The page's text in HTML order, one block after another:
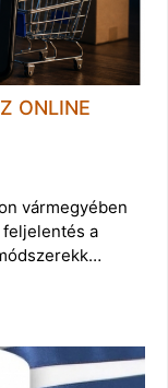
ONLINE
vármegyében
a